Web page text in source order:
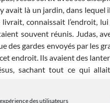
des utilisateurs
avait là un jardin, dans lequel
livrait, connaissait l’endroit, lui
souvent réunis. Judas,
des gardes envoyés par les
endroit. Ils avaient des
sachant tout ce qui